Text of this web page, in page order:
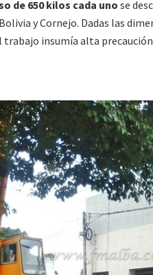
de 650 kilos cada unose
y Cornejo. Dadas las
trabajo insumía alta